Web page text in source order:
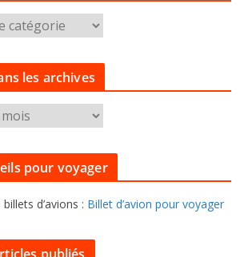
les archives
pour voyager
d’avions : Billet d’avion pour voyager